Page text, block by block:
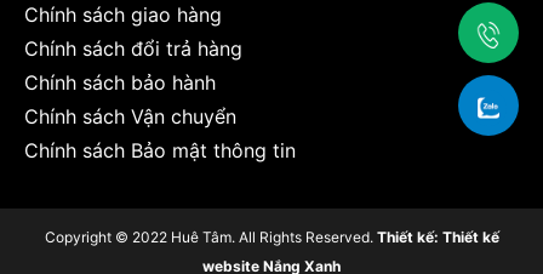
Chính sách giao hàng
Chính sách đổi trả hàng
Chính sách bảo hành
Chính sách Vận chuyển
Chính sách Bảo mật thông tin
Copyright © 2022 Huê Tâm. All Rights Reserved. Thiết kế: Thiết kế
website Nắng Xanh